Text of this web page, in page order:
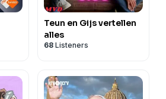
Teun en Gijs vertellen
alles
68 Listeners